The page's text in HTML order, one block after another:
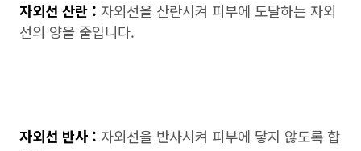
자외선 산란 : 자외선을 산란시켜 피부에 도달하는 자외
선의 양을 줄입니다.
자외선 반사 : 자외선을 반사시켜 피부에 닿지 않도록 합